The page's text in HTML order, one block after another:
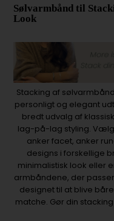
Sølvarmbånd til
Look
Stacking af
personligt og elegant
bredt udvalg af
lag-på-lag styling.
anker facet, anker
designs i forskellige
minimalistisk look eller
armbåndene, der
designet til at blive
matche. Gør din